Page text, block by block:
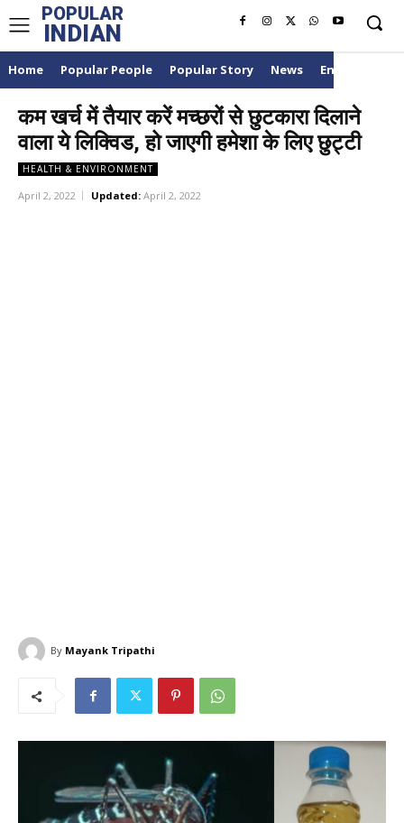
POPULAR
INDIAN
Home Popular People Popular Story News
कम खर्च में तैयार करें मच्छरों से छुटकारा दिलाने
वाला ये लिक्विड, हो जाएगी हमेशा के लिए छुट्टी
HEALTH & ENVIRONMENT
April 2, 2022 Updated: April 2, 2022
By Mayank Tripathi